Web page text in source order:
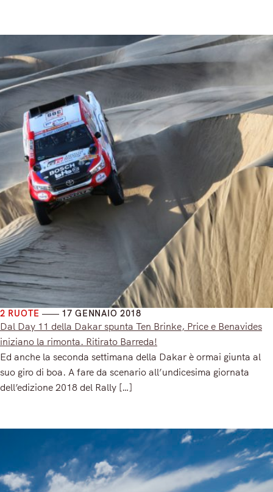
2 RUOTE 17 GENNAIO 2018
Dal Day 11 della Dakar spunta Ten Brinke, Price e Benavides
iniziano la rimonta. Ritirato Barreda!
Ed anche la seconda settimana della Dakar è ormai giunta al
suo giro di boa. A fare da scenario all’undicesima giornata
dell’edizione 2018 del Rally […]